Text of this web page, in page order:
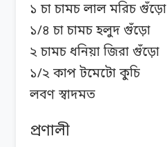
১ চা চামচ লাল মরিচ গুঁড়ো
১/৪ চা চামচ হলুদ গুঁড়ো
২ চামচ ধনিয়া জিরা গুঁড়ো
১/২ কাপ টমেটো কুচি
লবণ স্বাদমত
প্রণালী